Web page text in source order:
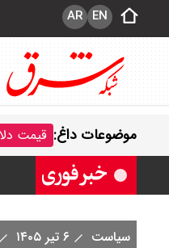
EN
AR
موضوعات داغ: قیمت
سیاست ۶ تیر ۱۴۰۵